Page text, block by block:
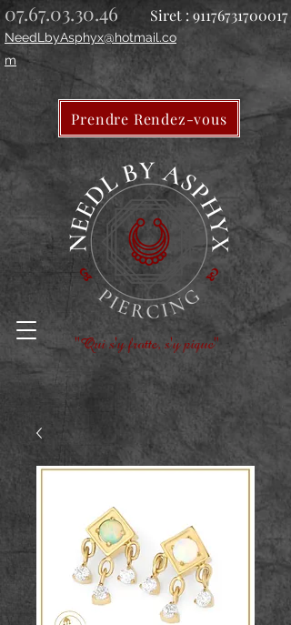
07.67.03.30.46 Siret :91176731700017
NeedLbyAsphyx@hotmail.co
m
Prendre Rendez-vous
"Qui s'y frotte, s'y pique"